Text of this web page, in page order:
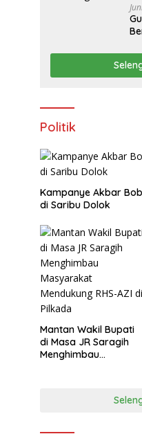
Politik
Kampanye Akbar
di Saribu Dolok
Mantan Wakil Bupati
di Masa JR Saragih
Menghimbau